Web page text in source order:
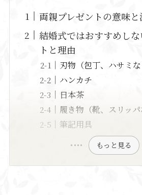
両親プレゼントの意味
結婚式ではおすすめし
トと理由
刃物（包丁、ハサミな
ハンカチ
日本茶
履き物（靴、スリッパ
筆記用具
もっと見る